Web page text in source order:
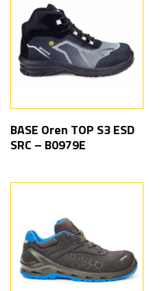
BASE Oren TOP S3 ESD
SRC – B0979E